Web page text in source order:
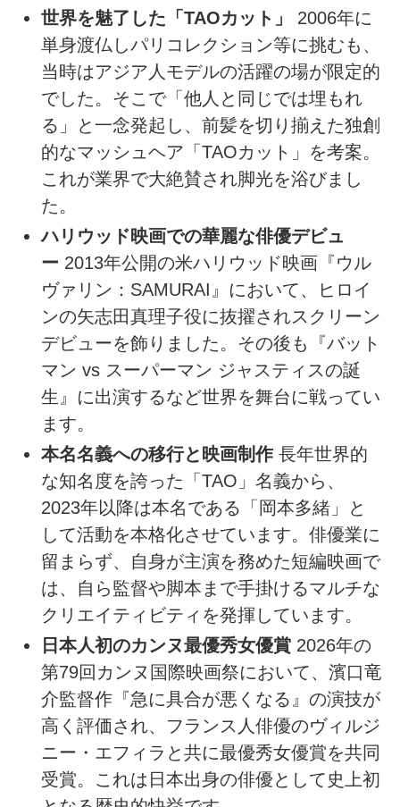
世界を魅了した「TAOカット」
2006年に
単身渡仏しパリコレクション等に挑むも、
当時はアジア人モデルの活躍の場が限定的
でした。そこで「他人と同じでは埋もれ
る」と一念発起し、前髪を切り揃えた独創
的なマッシュヘア「TAOカット」を考案。
これが業界で大絶賛され脚光を浴びまし
た。
ハリウッド映画での華麗な俳優デビュ
ー 2013年公開の米ハリウッド映画『ウル
ヴァリン：SAMURAI』において、ヒロイ
ンの矢志田真理子役に抜擢されスクリーン
デビューを飾りました。その後も『バット
マン vs スーパーマン ジャスティスの誕
生』に出演するなど世界を舞台に戦ってい
ます。
本名名義への移行と映画制作長年世界的
な知名度を誇った「TAO」名義から、
2023年以降は本名である「岡本多緒」と
して活動を本格化させています。俳優業に
留まらず、自身が主演を務めた短編映画で
は、自ら監督や脚本まで手掛けるマルチな
クリエイティビティを発揮しています。
日本人初のカンヌ最優秀女優賞 2026年の
第79回カンヌ国際映画祭において、濱口竜
介監督作『急に具合が悪くなる』の演技が
高く評価され、フランス人俳優のヴィルジ
ニー・エフィラと共に最優秀女優賞を共同
受賞。これは日本出身の俳優として史上初